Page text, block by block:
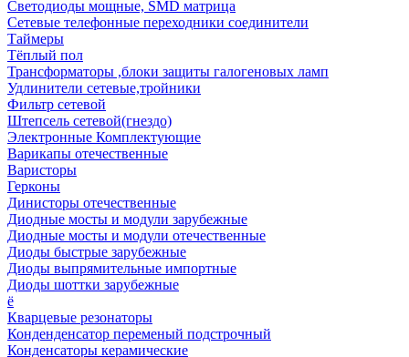
Светодиоды мощные, SMD матрица
Сетевые телефонные переходники соединители
Таймеры
Тёплый пол
Трансформаторы ,блоки защиты галогеновых ламп
Удлинители сетевые,тройники
Фильтр сетевой
Штепсель сетевой(гнездо)
Электронные Комплектующие
Варикапы отечественные
Варисторы
Герконы
Динисторы отечественные
Диодные мосты и модули зарубежные
Диодные мосты и модули отечественные
Диоды быстрые зарубежные
Диоды выпрямительные импортные
Диоды шоттки зарубежные
ё
Кварцевые резонаторы
Конденденсатор переменый подстрочный
Конденсаторы керамические